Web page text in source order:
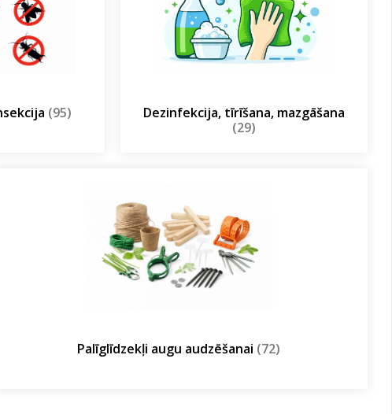
(95)
Dezinfekcija, tīrīšana, mazgāšana
(29)
Palīglīdzekļi augu audzēšanai (72)